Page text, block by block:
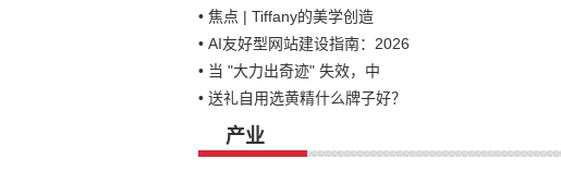
• 焦点 | Tiffany的美学创造
• AI友好型网站建设指南：2026
• 当 "大力出奇迹" 失效，中
• 送礼自用选黄精什么牌子好？
产业